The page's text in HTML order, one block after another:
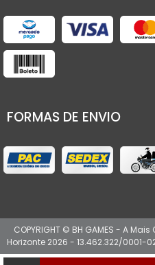
FORMAS DE ENVIO
COPYRIGHT © BH GAMES - A
Horizonte 2026 - 13.462.322/0001-02